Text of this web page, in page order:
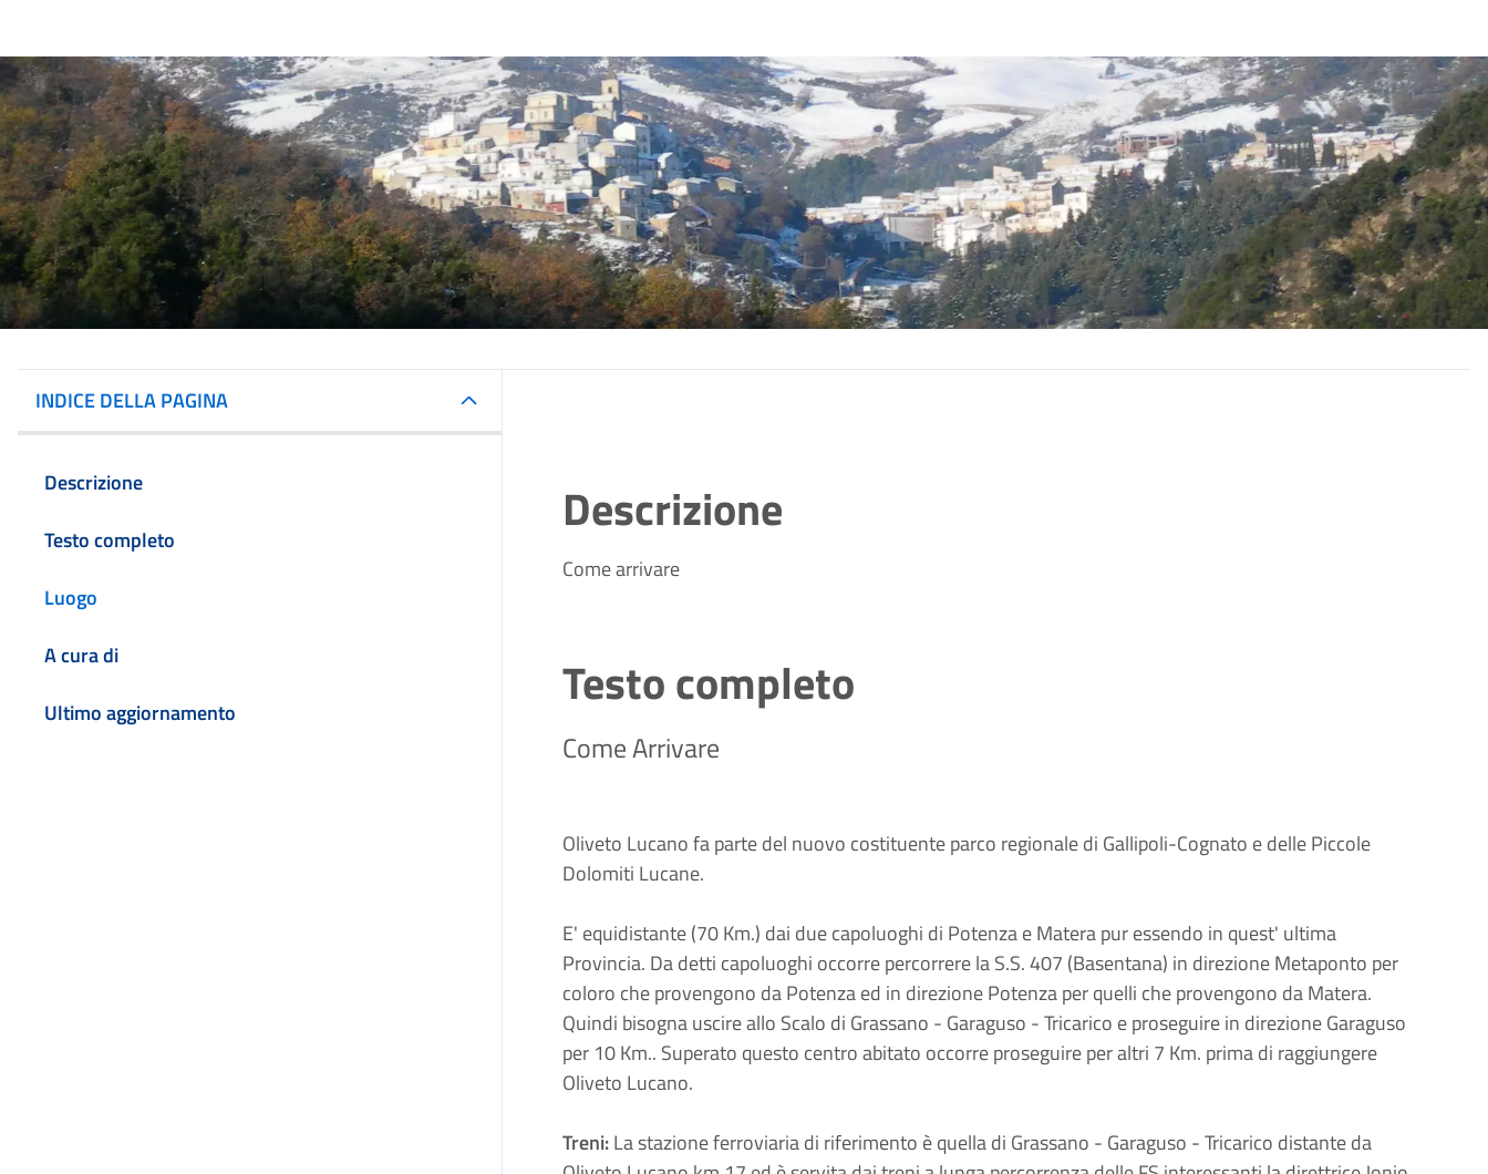
INDICE DELLA PAGINA
Descrizione
Testo completo
Luogo
A cura di
Ultimo aggiornamento
Descrizione
Come arrivare
Testo completo
Come Arrivare
Oliveto Lucano fa parte del nuovo costituente parco regionale di Gallipoli-Cognato e delle Piccole
Dolomiti Lucane.
E' equidistante (70 Km.) dai due capoluoghi di Potenza e Matera pur essendo in quest' ultima
Provincia. Da detti capoluoghi occorre percorrere la S.S. 407 (Basentana) in direzione Metaponto per
coloro che provengono da Potenza ed in direzione Potenza per quelli che provengono da Matera.
Quindi bisogna uscire allo Scalo di Grassano - Garaguso - Tricarico e proseguire in direzione Garaguso
per 10 Km.. Superato questo centro abitato occorre proseguire per altri 7 Km. prima di raggiungere
Oliveto Lucano.
Treni:La stazione ferroviaria di riferimento è quella di Grassano - Garaguso - Tricarico distante da